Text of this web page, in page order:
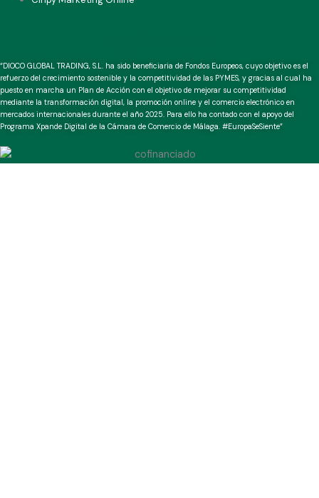
“DIOCO GLOBAL TRADING, S.L. ha sido beneficiaria de Fondos Europeos, cuyo objetivo es el
refuerzo del crecimiento sostenible y la competitividad de las PYMES, y gracias al cual ha
puesto en marcha un Plan de Acción con el objetivo de mejorar su competitividad
mediante la transformación digital, la promoción online y el comercio electrónico en
mercados internacionales durante el año 2025. Para ello ha contado con el apoyo del
Programa Xpande Digital de la Cámara de Comercio de Málaga. #EuropaSeSiente”